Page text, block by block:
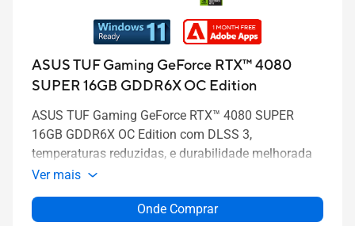
ASUS TUF Gaming GeForce RTX™ 4080
SUPER 16GB GDDR6X OC Edition
ASUS TUF Gaming GeForce RTX™ 4080 SUPER
16GB GDDR6X OC Edition com DLSS 3,
temperaturas reduzidas, e durabilidade melhorada
Ver mais
Onde Comprar